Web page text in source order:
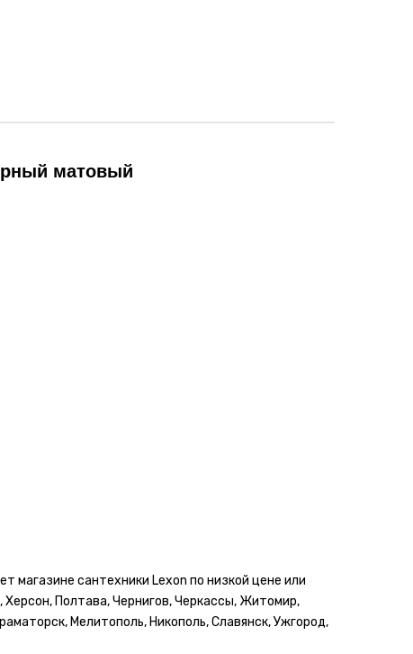
матовый
магазине сантехники Lexon по низкой цене или
Херсон, Полтава, Чернигов, Черкассы, Житомир,
Мелитополь, Никополь, Славянск, Ужгород,